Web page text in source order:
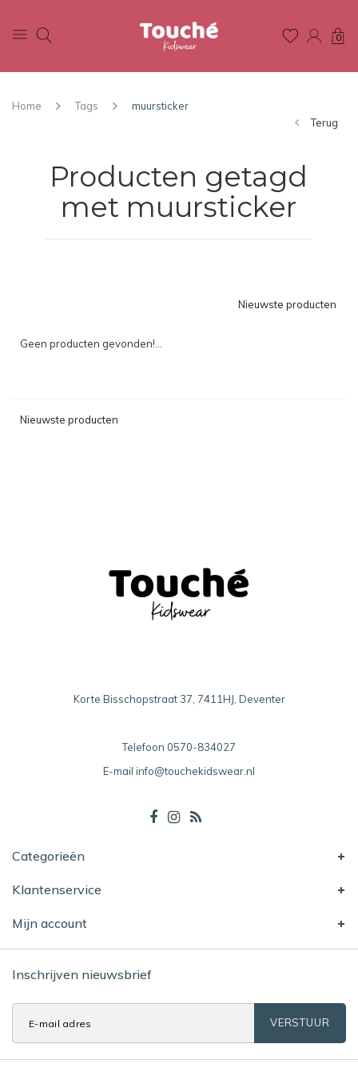
0
Home Tags
muursticker
Terug
Producten getagd
met muursticker
Nieuwste producten
Geen producten gevonden!...
Nieuwste producten
Korte Bisschopstraat 37, 7411HJ, Deventer
Telefoon 0570-834027
E-mail info@touchekidswear.nl
Categorieën
Klantenservice
Mijn account
Inschrijven nieuwsbrief
VERSTUUR